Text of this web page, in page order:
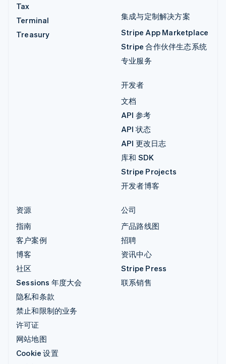
Tax
Terminal
Treasury
集成与定制解决方案
Stripe App Marketplace
Stripe 合作伙伴生态系统
专业服务
开发者
文档
API 参考
API 状态
API 更改日志
库和 SDK
Stripe Projects
开发者博客
资源
指南
客户案例
博客
社区
Sessions 年度大会
隐私和条款
禁止和限制的业务
许可证
网站地图
Cookie 设置
公司
产品路线图
招聘
资讯中心
Stripe Press
联系销售